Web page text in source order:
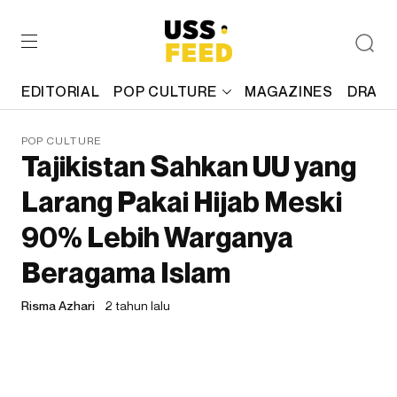
EDITORIAL POP CULTURE MAGAZINES
POP CULTURE
Tajikistan Sahkan UU yang
Larang Pakai Hijab Meski
90% Lebih Warganya
Beragama Islam
Risma Azhari 2 tahun lalu